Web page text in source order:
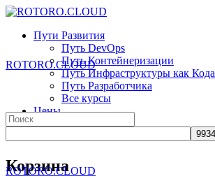
Toggle
Panel
Пути Развития
Путь DevOps
Путь Контейнеризации
Путь Инфраструктуры как Кода
Путь Разработчика
Все курсы
Цены
Wiki
More
options
Корзина
ROTORO.CLOUD
Search
for:
ROTORO.CLOUD